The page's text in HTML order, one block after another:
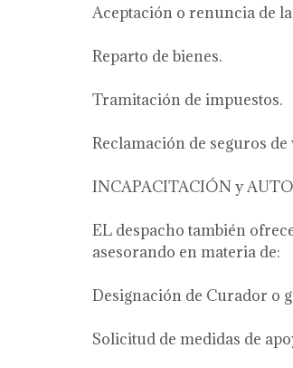
Aceptación o renuncia de
Reparto de bienes.
Tramitación de impuestos.
Reclamación de seguros de
INCAPACITACIÓN y
EL despacho también
asesorando en materia de:
Designación de Curador o
Solicitud de medidas de